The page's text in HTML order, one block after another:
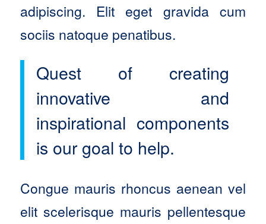
adipiscing. Elit eget gravida cum
sociis natoque penatibus.
Quest of creating
innovative and
inspirational components
is our goal to help.
Congue mauris rhoncus aenean vel
elit scelerisque mauris pellentesque